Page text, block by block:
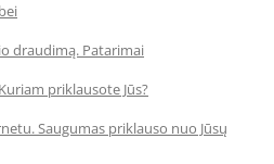
draudimą. Patarimai
priklausote Jūs?
Saugumas priklauso nuo Jūsų